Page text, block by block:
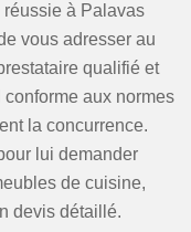
à Palavas
vous adresser au
qualifié et
aux normes
la concurrence.
lui demander
de cuisine,
devis détaillé.